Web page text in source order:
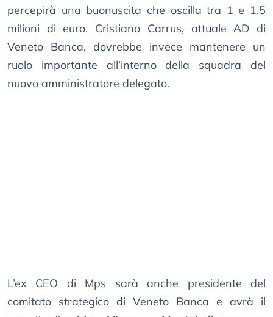
percepirà una buonuscita che oscilla tra 1 e 1,5
milioni di euro. Cristiano Carrus, attuale AD di
Veneto Banca, dovrebbe invece mantenere un
ruolo importante all’interno della squadra del
nuovo amministratore delegato.
L’ex CEO di Mps sarà anche presidente del
comitato strategico di Veneto Banca e avrà il